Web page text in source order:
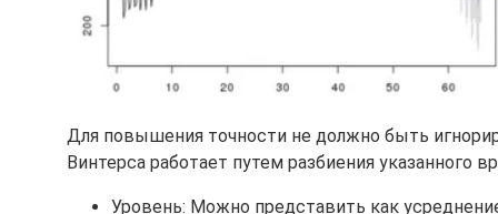
Для повышения точности не должно быть
Винтерса работает путем разбиения указанного
Уровень: Можно представить как